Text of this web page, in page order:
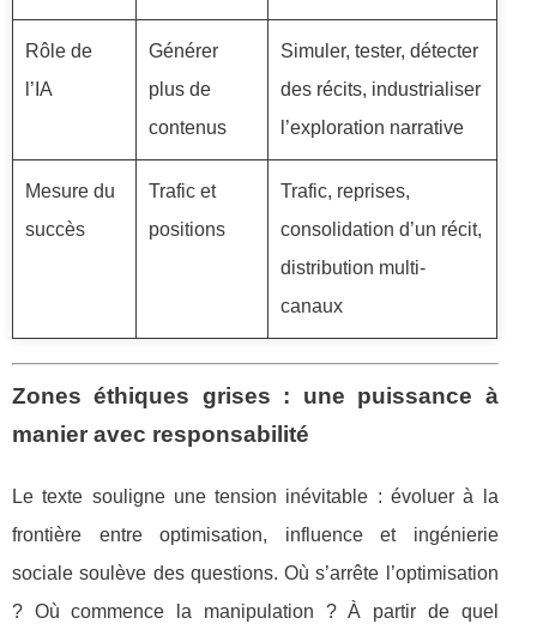
Rôle de
l’IA
Générer
plus de
contenus
Simuler, tester, détecter
des récits, industrialiser
l’exploration narrative
Mesure du
succès
Trafic et
positions
Trafic, reprises,
consolidation d’un récit,
distribution multi-
canaux
Zones éthiques grises : une puissance à
manier avec responsabilité
Le texte souligne une tension inévitable : évoluer à la
frontière entre optimisation, influence et ingénierie
sociale soulève des questions. Où s’arrête l’optimisation
? Où commence la manipulation ? À partir de quel